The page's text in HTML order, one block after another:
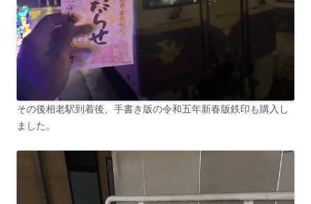
その後相老駅到着後、手書き版の令和五年新春版鉄印も購入し
ました。